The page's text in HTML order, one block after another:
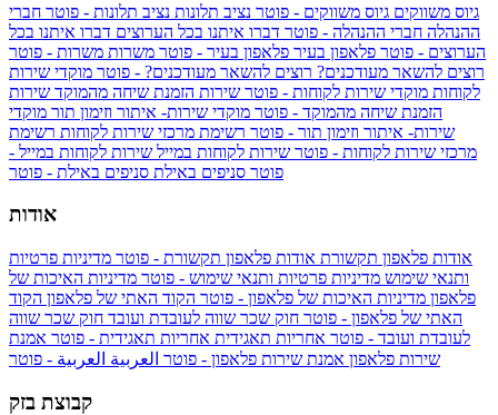
גיוס משווקים גיוס משווקים - פוטר נציב תלונות נציב תלונות - פוטר חברי
ההנהלה חברי ההנהלה - פוטר דברו איתנו בכל הערוצים דברו איתנו בכל
הערוצים - פוטר פלאפון בעיר פלאפון בעיר - פוטר משרות משרות - פוטר
רוצים להשאר מעודכנים? רוצים להשאר מעודכנים? - פוטר מוקדי שירות
לקוחות מוקדי שירות לקוחות - פוטר שירות הזמנת שיחה מהמוקד שירות
הזמנת שיחה מהמוקד - פוטר מוקדי שירות- איתור וזימון תור מוקדי
שירות- איתור וזימון תור - פוטר רשימת מרכזי שירות לקוחות רשימת
מרכזי שירות לקוחות - פוטר שירות לקוחות במייל שירות לקוחות במייל -
פוטר סניפים באילת סניפים באילת - פוטר
אודות
אודות פלאפון תקשורת אודות פלאפון תקשורת - פוטר מדיניות פרטיות
ותנאי שימוש מדיניות פרטיות ותנאי שימוש - פוטר מדיניות האיכות של
פלאפון מדיניות האיכות של פלאפון - פוטר הקוד האתי של פלאפון הקוד
האתי של פלאפון - פוטר חוק שכר שווה לעובדת ועובד חוק שכר שווה
לעובדת ועובד - פוטר אחריות תאגידית אחריות תאגידית - פוטר אמנת
שירות פלאפון אמנת שירות פלאפון - פוטר العربية العربية - פוטר
קבוצת בזק